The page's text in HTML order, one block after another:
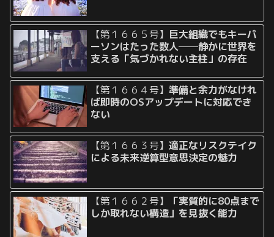
【第１６６５号】 巨大組織でもキーパ
ーソンはたった数人──静かに世界を
支える「気づかれない主柱」の存在
【第１６６４号】準備と余力がなけれ
ば即時のOSアップデートに対応でき
ない
【第１６６３号】適正なリスクテイク
による未来逆算型意思決定の魅力
【第１６６２号】
「実質的に80点まで
しか取れない構造」を見抜く能力